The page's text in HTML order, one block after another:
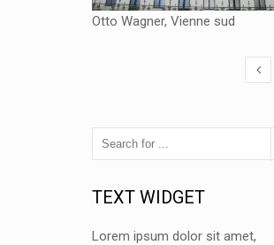
Otto Wagner, Vienne sud
TEXT WIDGET
Lorem ipsum dolor sit amet,